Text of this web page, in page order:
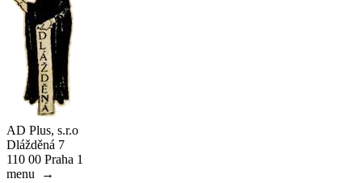
AD Plus, s.r.o
Dlážděná 7
110 00 Praha 1
menu
→